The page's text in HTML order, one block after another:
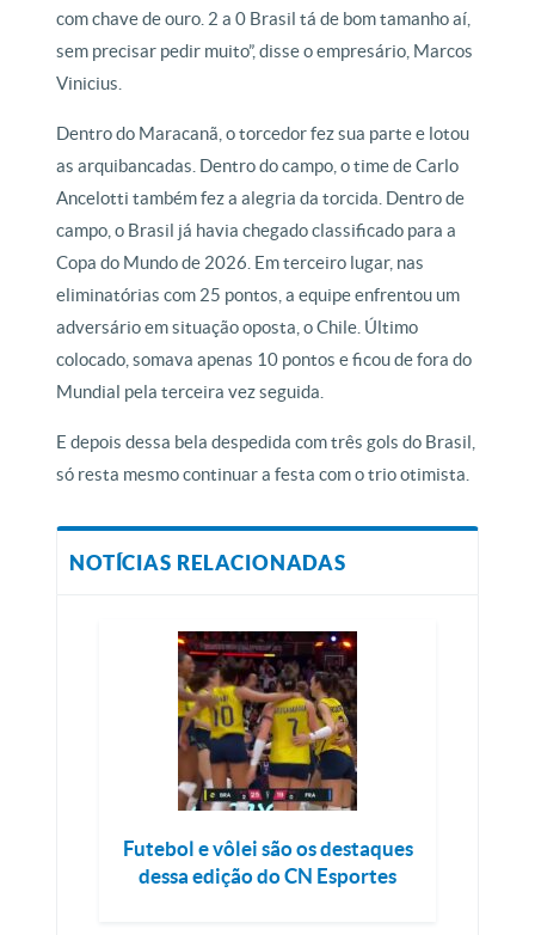
com chave de ouro. 2 a 0 Brasil tá de bom tamanho aí,
sem precisar pedir muito”, disse o empresário, Marcos
Vinicius.
Dentro do Maracanã, o torcedor fez sua parte e lotou
as arquibancadas. Dentro do campo, o time de Carlo
Ancelotti também fez a alegria da torcida. Dentro de
campo, o Brasil já havia chegado classificado para a
Copa do Mundo de 2026. Em terceiro lugar, nas
eliminatórias com 25 pontos, a equipe enfrentou um
adversário em situação oposta, o Chile. Último
colocado, somava apenas 10 pontos e ficou de fora do
Mundial pela terceira vez seguida.
E depois dessa bela despedida com três gols do Brasil,
só resta mesmo continuar a festa com o trio otimista.
NOTÍCIAS RELACIONADAS
Futebol e vôlei são os destaques
dessa edição do CN Esportes